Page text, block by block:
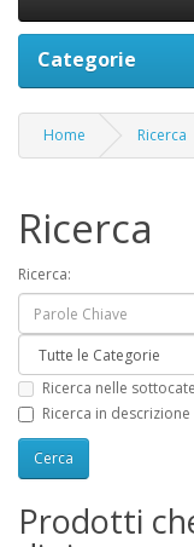
Categorie
Home Ricerca
Ricerca
Ricerca:
Ricerca nelle
Ricerca in
Prodotti